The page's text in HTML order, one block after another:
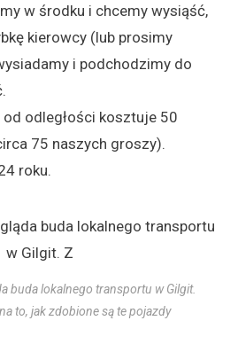
w środku i chcemy wysiąść,
kierowcy (lub prosimy
i podchodzimy do
odległości kosztuje 50
75 naszych groszy).
roku.
buda lokalnego transportu w Gilgit.
to, jak zdobione są te pojazdy